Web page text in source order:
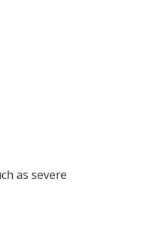
as severe